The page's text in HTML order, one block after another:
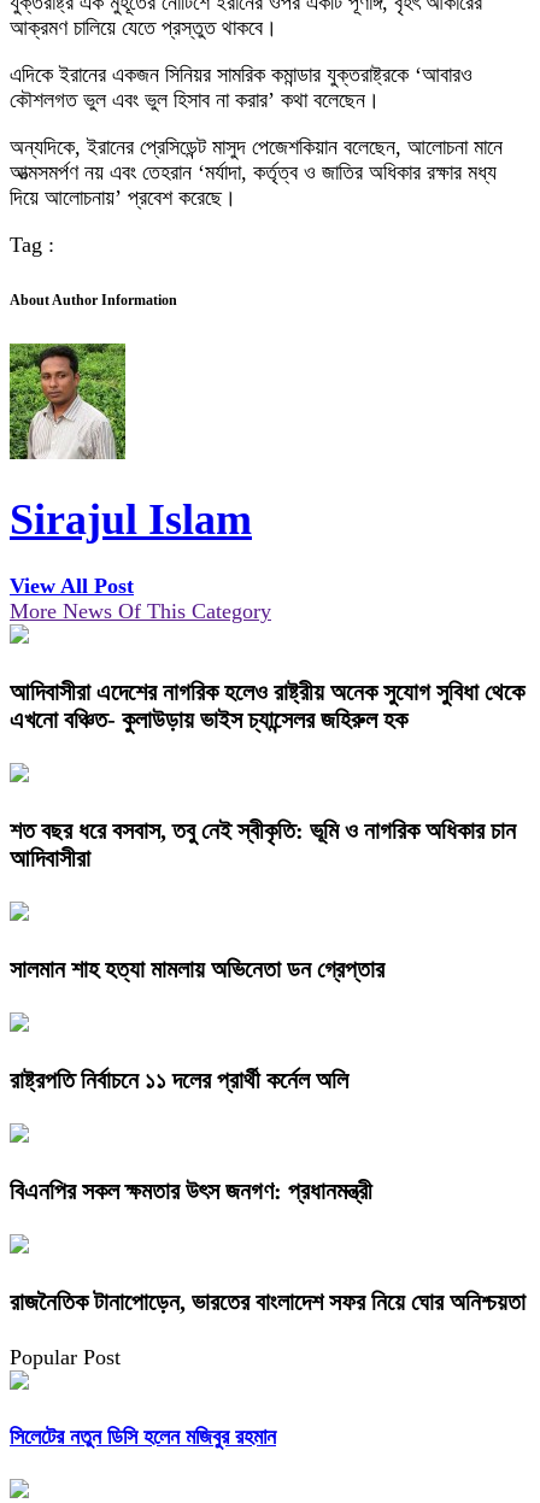
আক্রমণ চালিয়ে যেতে প্রস্তুত থাকবে।
এদিকে ইরানের একজন সিনিয়র সামরিক কমান্ডার যুক্তরাষ্ট্রকে ‘আবারও
কৌশলগত ভুল এবং ভুল হিসাব না করার’ কথা বলেছেন।
অন্যদিকে, ইরানের প্রেসিডেন্ট মাসুদ পেজেশকিয়ান বলেছেন, আলোচনা মানে
আত্মসমর্পণ নয় এবং তেহরান ‘মর্যাদা, কর্তৃত্ব ও জাতির অধিকার রক্ষার মধ্য
দিয়ে আলোচনায়’ প্রবেশ করেছে।
Tag :
About Author Information
Sirajul Islam
View All Post
More News Of This Category
আদিবাসীরা এদেশের নাগরিক হলেও রাষ্ট্রীয় অনেক সুযোগ সুবিধা থেকে
এখনো বঞ্চিত- কুলাউড়ায় ভাইস চ্যান্সেলর জহিরুল হক
শত বছর ধরে বসবাস, তবু নেই স্বীকৃতি: ভূমি ও নাগরিক অধিকার চান
আদিবাসীরা
সালমান শাহ হত্যা মামলায় অভিনেতা ডন গ্রেপ্তার
রাষ্ট্রপতি নির্বাচনে ১১ দলের প্রার্থী কর্নেল অলি
বিএনপির সকল ক্ষমতার উৎস জনগণ: প্রধানমন্ত্রী
রাজনৈতিক টানাপোড়েন, ভারতের বাংলাদেশ সফর নিয়ে ঘোর অনিশ্চয়তা
Popular Post
সিলেটের নতুন ডিসি হলেন মজিবুর রহমান